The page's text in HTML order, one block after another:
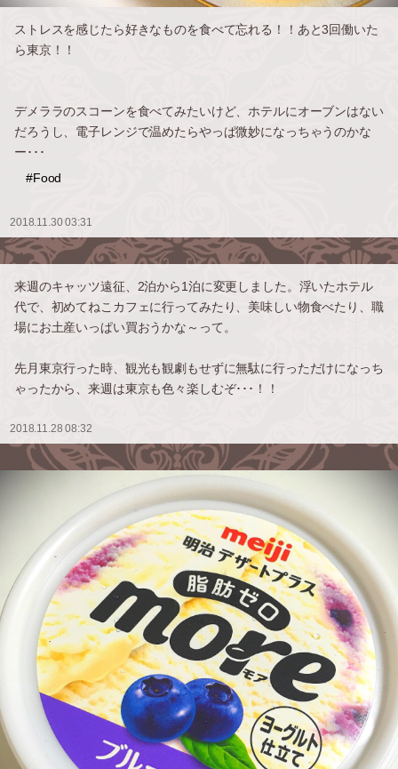
ストレスを感じたら好きなものを食べて忘れる！！あと3回働いた
ら東京！！
デメララのスコーンを食べてみたいけど、ホテルにオーブンはない
だろうし、電子レンジで温めたらやっぱ微妙になっちゃうのかな
ー･･･
#Food
2018.11.30 03:31
来週のキャッツ遠征、2泊から1泊に変更しました。浮いたホテル
代で、初めてねこカフェに行ってみたり、美味しい物食べたり、職
場にお土産いっぱい買おうかな～って。
先月東京行った時、観光も観劇もせずに無駄に行っただけになっち
ゃったから、来週は東京も色々楽しむぞ･･･！！
2018.11.28 08:32